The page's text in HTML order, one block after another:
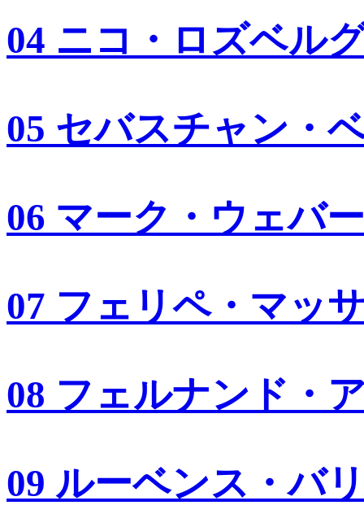
04 ニコ・ロズベル
05 セバスチャン・
06 マーク・ウェバー
07 フェリペ・マッ
08 フェルナンド・
09 ルーベンス・バ